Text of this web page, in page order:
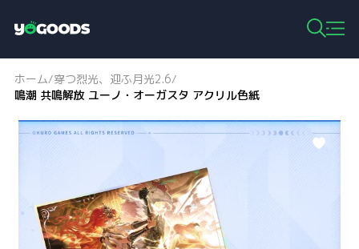
o
g
o
o
s
ホーム/穿つ烈光、迎ふ月光2.6/
鳴潮 共鳴解放 ユーノ・オーガスタ アクリル色紙